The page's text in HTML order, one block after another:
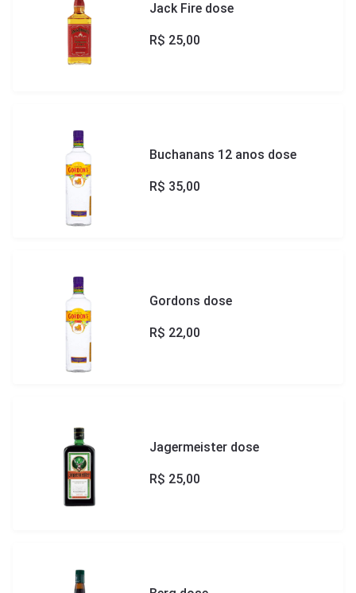
Jack Fire dose
R$ 25,00
Buchanans 12 anos dose
R$ 35,00
Gordons dose
R$ 22,00
Jagermeister dose
R$ 25,00